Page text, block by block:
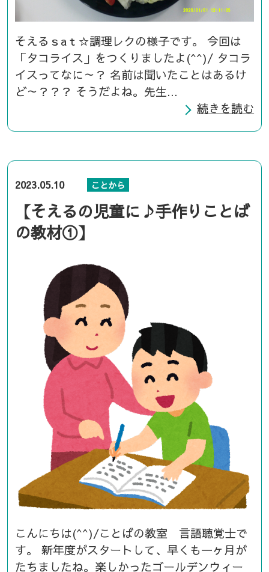
そえるｓaｔ☆調理レクの様子です。 今回は
「タコライス」をつくりましたよ(^^)/ タコラ
イスってなに～？ 名前は聞いたことはあるけ
ど～？？？ そうだよね。先生...
続きを読む
2023.05.10 ことから
【そえるの児童に♪手作りことば
の教材①】
こんにちは(^^)/ことばの教室 言語聴覚士で
す。 新年度がスタートして、早くも一ヶ月が
たちましたね。楽しかったゴールデンウィー